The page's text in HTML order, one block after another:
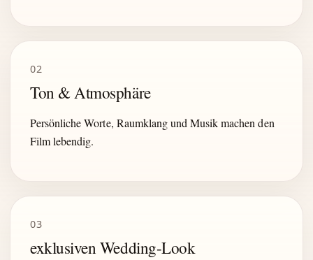
02
Ton & Atmosphäre
Persönliche Worte, Raumklang und Musik machen den
Film lebendig.
03
exklusiven Wedding-Look